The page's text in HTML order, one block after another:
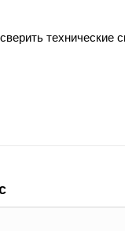
технические